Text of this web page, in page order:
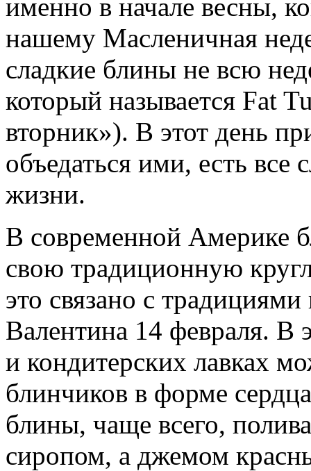
именно в начале весны,
нашему Масленичная
сладкие блины не всю
который называется Fat
вторник»). В этот день
объедаться ими, есть все
жизни.
В современной Америке
свою традиционную
это связано с
Валентина 14 февраля. В
и кондитерских лавках
блинчиков в форме
блины, чаще всего,
сиропом, а джемом